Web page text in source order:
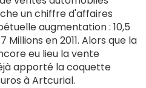
un chiffre d'affaires
augmentation : 10,5
Millions en 2011. Alors que la
eu lieu la vente
apporté la coquette
à Artcurial.